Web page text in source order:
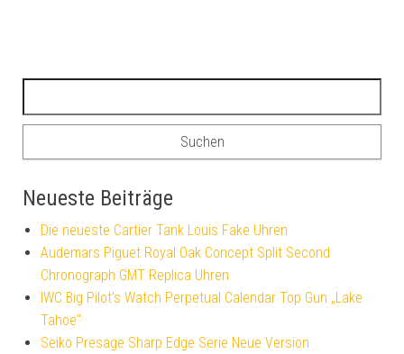
Neueste Beiträge
Die neueste Cartier Tank Louis Fake Uhren
Audemars Piguet Royal Oak Concept Split Second
Chronograph GMT Replica Uhren
IWC Big Pilot’s Watch Perpetual Calendar Top Gun „Lake
Tahoe“
Seiko Presage Sharp Edge Serie Neue Version